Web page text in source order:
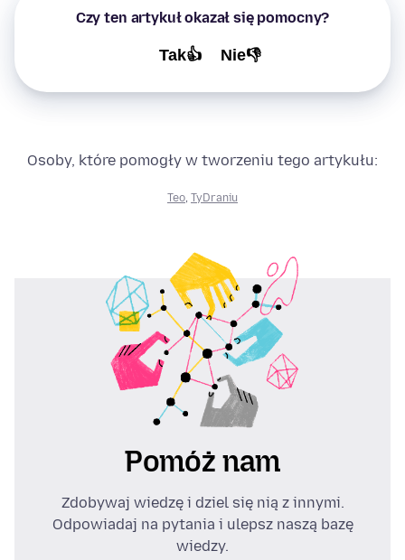
Czy ten artykuł okazał się pomocny?
Tak👍 Nie👎
Osoby, które pomogły w tworzeniu tego artykułu:
Teo, TyDraniu
Pomóż nam
Zdobywaj wiedzę i dziel się nią z innymi.
Odpowiadaj na pytania i ulepsz naszą bazę
wiedzy.